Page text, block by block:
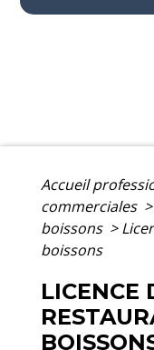
Accueil
commerciales >
boissons >
boissons
LICENCE